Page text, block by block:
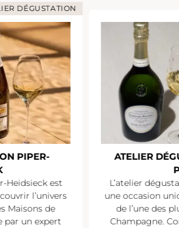
DÉGUSTATION
PIPER-
Heidsieck est
l’univers
Maisons de
par un expert
ATELIER
L’atelier
une occasion
de l’une des
Champagne.